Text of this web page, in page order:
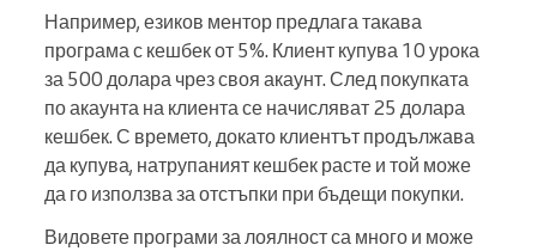
Например, езиков ментор предлага такава
програма с кешбек от 5%. Клиент купува 10 урока
за 500 долара чрез своя акаунт. След покупката
по акаунта на клиента се начисляват 25 долара
кешбек. С времето, докато клиентът продължава
да купува, натрупаният кешбек расте и той може
да го използва за отстъпки при бъдещи покупки.
Видовете програми за лоялност са много и може